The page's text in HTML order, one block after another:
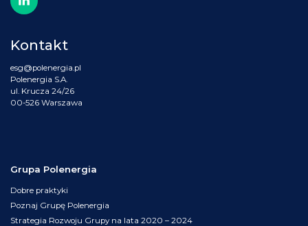
Kontakt
esg@polenergia.pl
Polenergia S.A.
ul. Krucza 24/26
00-526 Warszawa
Grupa Polenergia
Dobre praktyki
Poznaj Grupę Polenergia
Strategia Rozwoju Grupy na lata 2020 – 2024